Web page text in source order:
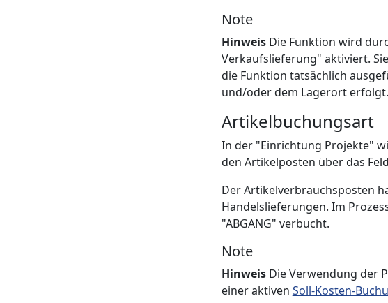
Note
HinweisDie Funktion wird
Verkaufslieferung" aktiviert.
die Funktion tatsächlich
und/oder dem Lagerort erfolgt.
Artikelbuchungsart
In der "Einrichtung Projekte"
den Artikelposten über das
Der Artikelverbrauchsposten
Handelslieferungen. Im
"ABGANG" verbucht.
Note
HinweisDie Verwendung der
einer aktiven Soll-Kosten-